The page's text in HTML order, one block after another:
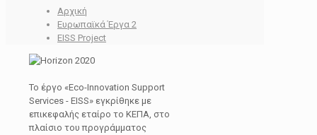
Αρχική
Ευρωπαϊκά Έργα 2
EISS Project
Το έργο «Eco-Innovation Support
Services - ΕΙSS» εγκρίθηκε με
επικεφαλής εταίρο το ΚΕΠΑ, στο
πλαίσιο του προγράμματος